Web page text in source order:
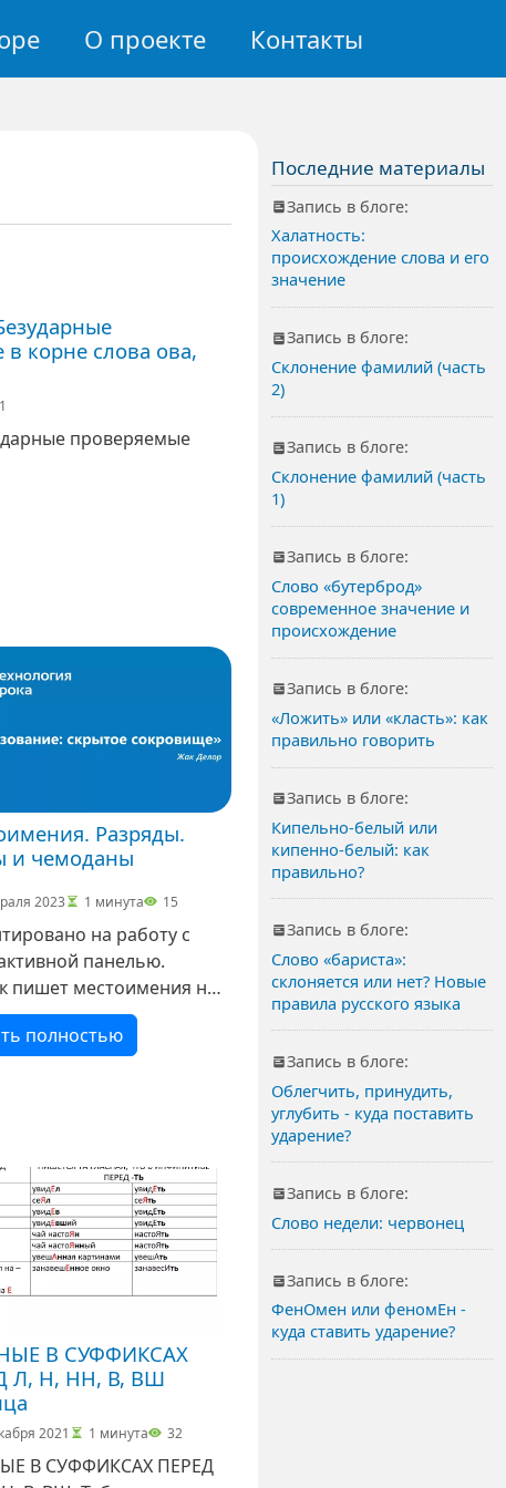
О проекте Контакты
корне слова ова,
проверяемые
Разряды.
и чемоданы
2023 1 минута 15
на работу с
панелью.
пишет местоимения на
затем класс сверяет с
с эталоном.
полностью
В СУФФИКСАХ
Л, Н, НН, В, ВШ
2021 1 минута 32
В СУФФИКСАХ ПЕРЕД
Последние материалы
Запись в блоге:
Халатность:
происхождение слова и его
значение
Запись в блоге:
Склонение фамилий (часть
2)
Запись в блоге:
Склонение фамилий (часть
1)
Запись в блоге:
Слово «бутерброд»
современное значение и
происхождение
Запись в блоге:
«Ложить» или «класть»: как
правильно говорить
Запись в блоге:
Кипельно-белый или
кипенно-белый: как
правильно?
Запись в блоге:
Слово «бариста»:
склоняется или нет? Новые
правила русского языка
Запись в блоге:
Облегчить, принудить,
углубить - куда поставить
ударение?
Запись в блоге:
Слово недели: червонец
Запись в блоге:
ФенОмен или феномЕн -
куда ставить ударение?